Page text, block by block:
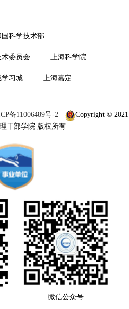
科学技术部
委员会 上海科学院
习城 上海嘉定
备11006489号-2
Copyright © 2021
干部学院 版权所有
微信公众号